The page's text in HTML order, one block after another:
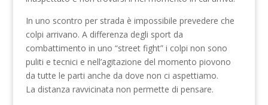
In uno scontro per strada è impossibile prevedere che
colpi arrivano. A differenza degli sport da
combattimento in uno “street fight” i colpi non sono
puliti e tecnici e nell’agitazione del momento piovono
da tutte le parti anche da dove non ci aspettiamo.
La distanza ravvicinata non permette di pensare.